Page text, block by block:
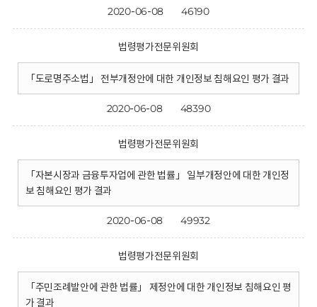
2020-06-08 46190
법령평가전문위원회
「도로명주소법」 전부개정안에 대한 개인정보 침해요인 평가 결과
2020-06-08 48390
법령평가전문위원회
「자본시장과 금융투자업에 관한 법률」 일부개정안에 대한 개인정
보 침해요인 평가 결과
2020-06-08 49932
법령평가전문위원회
「주민조례발안에 관한 법률」 제정안에 대한 개인정보 침해요인 평
가 결과